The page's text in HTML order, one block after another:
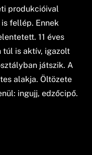
produkcióival
fellép. Ennek
11 éves
túl is aktív, igazolt
játszik. A
alakja. Öltözete
ingujj, edzőcipő.